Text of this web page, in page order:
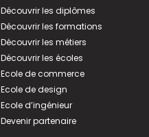
Découvrir les diplômes
Découvrir les formations
Découvrir les métiers
Découvrir les écoles
Ecole de commerce
Ecole de design
Ecole d’ingénieur
Devenir partenaire